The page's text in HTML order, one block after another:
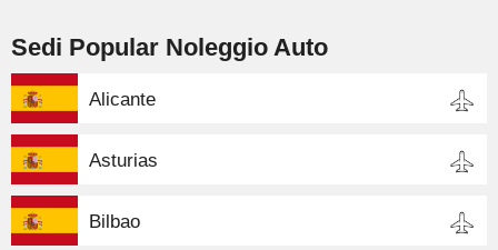
Sedi Popular Noleggio Auto
Alicante
Asturias
Bilbao